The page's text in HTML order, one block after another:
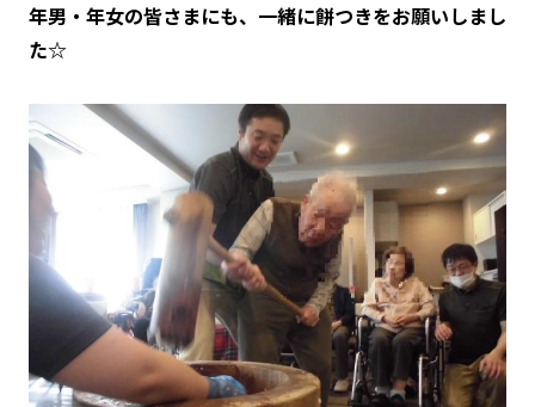
年男・年女の皆さまにも、一緒に餅つきをお願いしまし
た☆